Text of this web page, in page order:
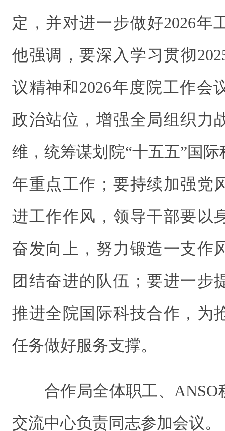
定，并对进一步做好2026年
他强调，要深入学习贯彻
议精神和2026年度院工作会
政治站位，增强全局组织力
维，统筹谋划院“十五五”国
年重点工作；要持续加强党
进工作作风，领导干部要以
奋发向上，努力锻造一支作
团结奋进的队伍；要进一步
推进全院国际科技合作，为
任务做好服务支撑。
合作局全体职工、
交流中心负责同志参加会议。